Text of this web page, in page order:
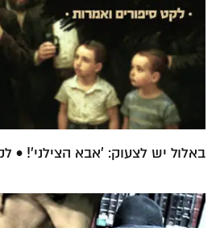
באלול יש לצעוק: 'אבא הצילני'! •